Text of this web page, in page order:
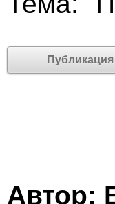
Публикация
Автор: